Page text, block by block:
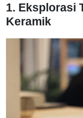
1. Eksplorasi
Keramik